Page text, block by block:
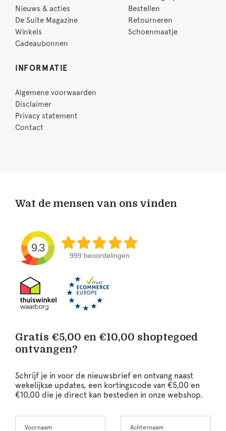
Nieuws & acties
De Suite Magazine
Winkels
Cadeaubonnen
Bestellen
Retourneren
Schoenmaatje
INFORMATIE
Algemene voorwaarden
Disclaimer
Privacy statement
Contact
Wat de mensen van ons vinden
9.3
999 beoordelingen
Gratis €5,00 en €10,00 shoptegoed
ontvangen?
Schrijf je in voor de nieuwsbrief en ontvang naast
wekelijkse updates, een kortingscode van €5,00 en
€10,00 die je direct kan besteden in onze webshop.
this